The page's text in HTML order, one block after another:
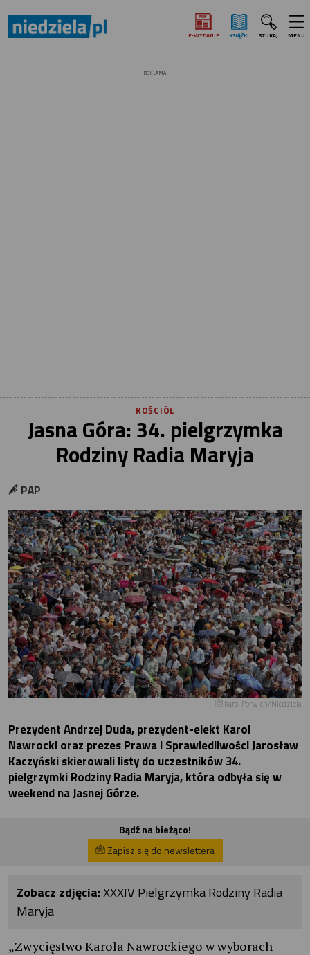
E‑WYDANIE KSIĄŻKI SZUKAJ MENU
REKLAMA
KOŚCIÓŁ
Jasna Góra: 34. pielgrzymka
Rodziny Radia Maryja
PAP
Karol Porwich/Niedziela
Prezydent Andrzej Duda, prezydent-elekt Karol
Nawrocki oraz prezes Prawa i Sprawiedliwości Jarosław
Kaczyński skierowali listy do uczestników 34.
pielgrzymki Rodziny Radia Maryja, która odbyła się w
weekend na Jasnej Górze.
Bądź na bieżąco!
Zapisz się do newslettera
Zobacz zdjęcia:XXXIV Pielgrzymka Rodziny Radia
Maryja
„Zwycięstwo Karola Nawrockiego w wyborach